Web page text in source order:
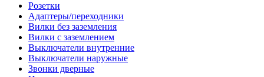
Розетки
Адаптеры/переходники
Вилки без заземления
Вилки с заземлением
Выключатели внутренние
Выключатели наружные
Звонки дверные